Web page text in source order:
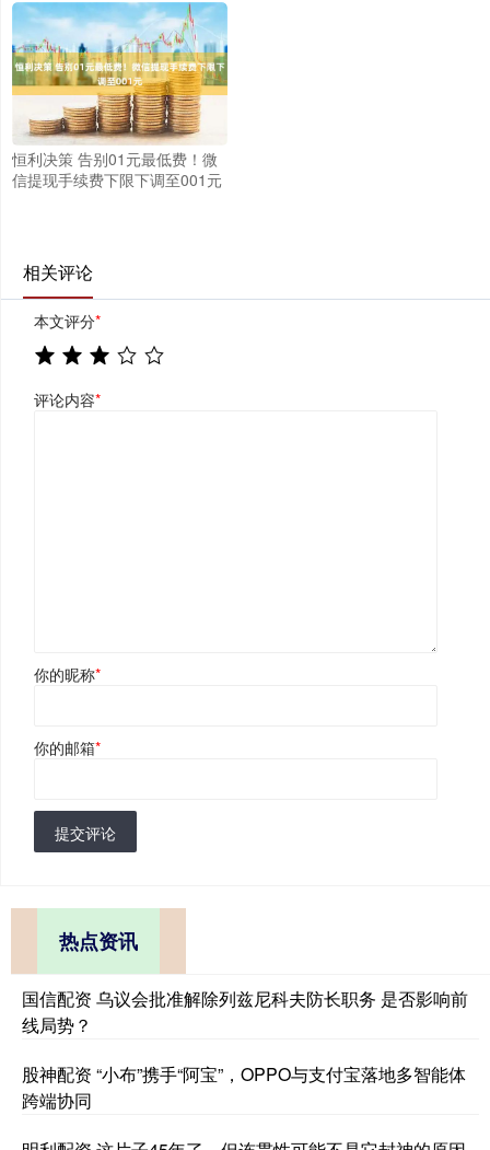
恒利决策 告别01元最低费！微
信提现手续费下限下调至001元
相关评论
本文评分*
评论内容*
你的昵称*
你的邮箱*
提交评论
热点资讯
国信配资 乌议会批准解除列兹尼科夫防长职务 是否影响前
线局势？
股神配资 “小布”携手“阿宝”，OPPO与支付宝落地多智能体
跨端协同